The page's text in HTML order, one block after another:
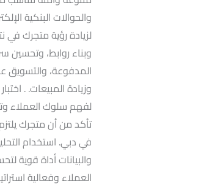
لزيادة رؤية متجرك في
وبناء روابط، وتحسين
المدفوعة، والتسويق
وزيادة المبيعات. .
لفهم سلوك العملاء
تأكد من أن متجرك
في دبي. استخدام
والبيانات أداة قوية
العملاء وفعالية